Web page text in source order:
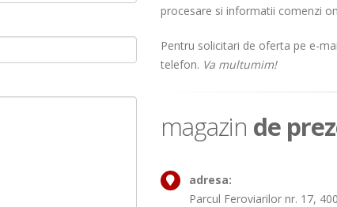
procesare si informatii comenzi
Pentru solicitari de oferta pe e-
telefon. Va multumim!
magazin de
adresa:
Parcul Feroviarilor nr. 17,